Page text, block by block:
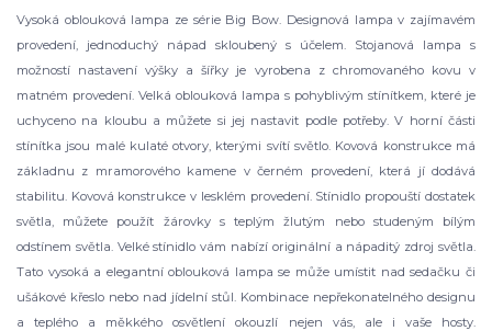
Vysoká oblouková lampa ze série Big Bow. Designová lampa v zajímavém
provedení, jednoduchý nápad skloubený s účelem. Stojanová lampa s
možností nastavení výšky a šířky je vyrobena z chromovaného kovu v
matném provedení. Velká oblouková lampa s pohyblivým stínítkem, které je
uchyceno na kloubu a můžete si jej nastavit podle potřeby. V horní části
stínítka jsou malé kulaté otvory, kterými svítí světlo. Kovová konstrukce má
základnu z mramorového kamene v černém provedení, která jí dodává
stabilitu. Kovová konstrukce v lesklém provedení. Stínidlo propouští dostatek
světla, můžete použít žárovky s teplým žlutým nebo studeným bílým
odstínem světla. Velké stínidlo vám nabízí originální a nápaditý zdroj světla.
Tato vysoká a elegantní oblouková lampa se může umístit nad sedačku či
ušákové křeslo nebo nad jídelní stůl. Kombinace nepřekonatelného designu
a teplého a měkkého osvětlení okouzlí nejen vás, ale i vaše hosty.